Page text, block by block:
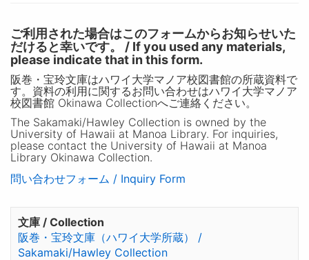
ご利用された場合はこのフォームからお知らせいた
だけると幸いです。 / If you used any materials,
please indicate that in this form.
阪巻・宝玲文庫はハワイ大学マノア校図書館の所蔵資料で
す。資料の利用に関するお問い合わせはハワイ大学マノア
校図書館 Okinawa Collectionへご連絡ください。
The Sakamaki/Hawley Collection is owned by the
University of Hawaii at Manoa Library. For inquiries,
please contact the University of Hawaii at Manoa
Library Okinawa Collection.
問い合わせフォーム / Inquiry Form
文庫 / Collection
阪巻・宝玲文庫（ハワイ大学所蔵） /
Sakamaki/Hawley Collection